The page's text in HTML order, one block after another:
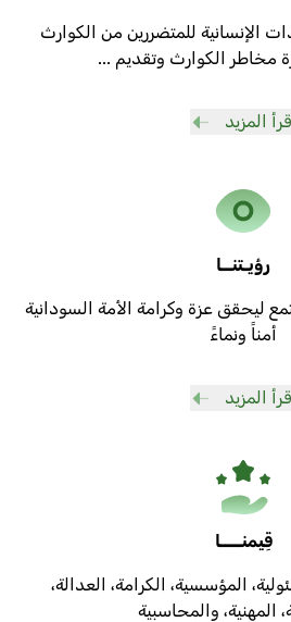
الإنسانية للمتضررين من الكوارث
مخاطر الكوارث وتقديم ...
اقرأ المزيد
رؤيـتنــا
ليحقق عزة وكرامة الأمة السودانية
أمناً ونماءً
اقرأ المزيد
قِيمنــــا
المؤسسية، الكرامة، العدالة،
المهنية، والمحاسبية